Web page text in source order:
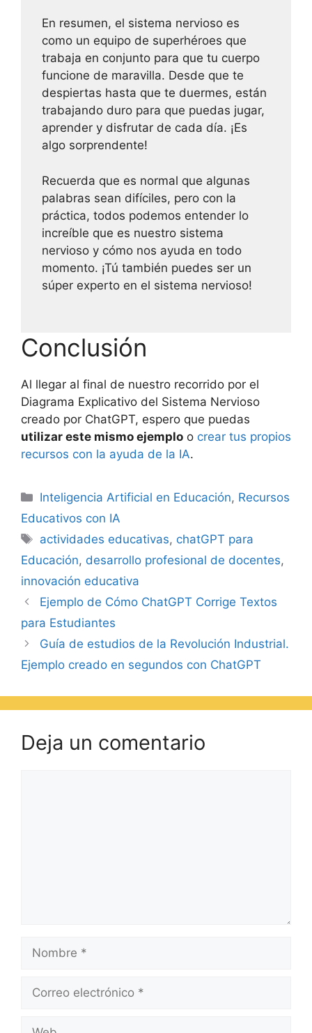
En resumen, el sistema nervioso es
como un equipo de superhéroes que
trabaja en conjunto para que tu cuerpo
funcione de maravilla. Desde que te
despiertas hasta que te duermes, están
trabajando duro para que puedas jugar,
aprender y disfrutar de cada día. ¡Es
algo sorprendente!
Recuerda que es normal que algunas
palabras sean difíciles, pero con la
práctica, todos podemos entender lo
increíble que es nuestro sistema
nervioso y cómo nos ayuda en todo
momento. ¡Tú también puedes ser un
súper experto en el sistema nervioso!
Conclusión
Al llegar al final de nuestro recorrido por el
Diagrama Explicativo del Sistema Nervioso
creado por ChatGPT, espero que puedas
utilizar este mismo ejemplo o crear tus propios
recursos con la ayuda de la IA.
Inteligencia Artificial en Educación, Recursos
Educativos con IA
actividades educativas, chatGPT para
Educación, desarrollo profesional de docentes,
innovación educativa
Ejemplo de Cómo ChatGPT Corrige Textos
para Estudiantes
Guía de estudios de la Revolución Industrial.
Ejemplo creado en segundos con ChatGPT
Deja un comentario